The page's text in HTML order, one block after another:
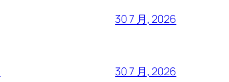
30 7 月, 2026
30 7 月, 2026